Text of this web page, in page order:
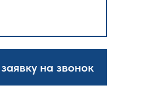
на звонок